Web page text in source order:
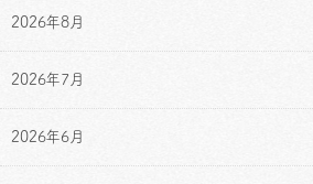
2026年8月
2026年7月
2026年6月